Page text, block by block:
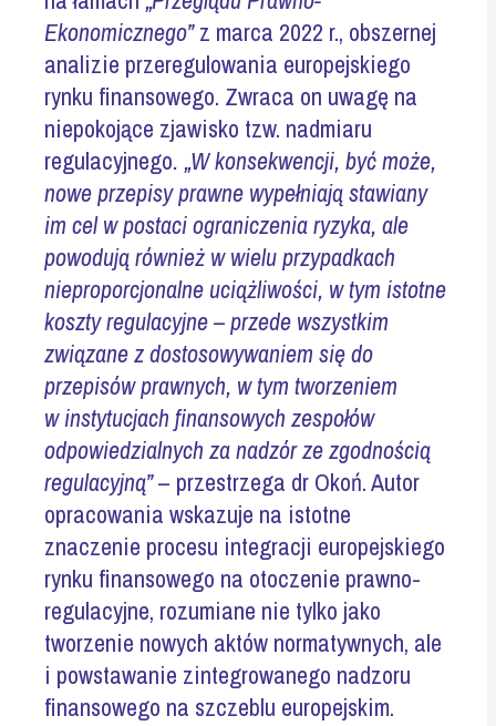
Ekonomicznego”z marca 2022 r., obszernej
analizie przeregulowania europejskiego
rynku finansowego. Zwraca on uwagę na
niepokojące zjawisko tzw. nadmiaru
regulacyjnego. „W konsekwencji, być może,
nowe przepisy prawne wypełniają stawiany
im cel w postaci ograniczenia ryzyka, ale
powodują również w wielu przypadkach
nieproporcjonalne uciążliwości, w tym istotne
koszty regulacyjne – przede wszystkim
związane z dostosowywaniem się do
przepisów prawnych, w tym tworzeniem
w instytucjach finansowych zespołów
odpowiedzialnych za nadzór ze zgodnością
regulacyjną”– przestrzega dr Okoń. Autor
opracowania wskazuje na istotne
znaczenie procesu integracji europejskiego
rynku finansowego na otoczenie prawno-
regulacyjne, rozumiane nie tylko jako
tworzenie nowych aktów normatywnych, ale
i powstawanie zintegrowanego nadzoru
finansowego na szczeblu europejskim.